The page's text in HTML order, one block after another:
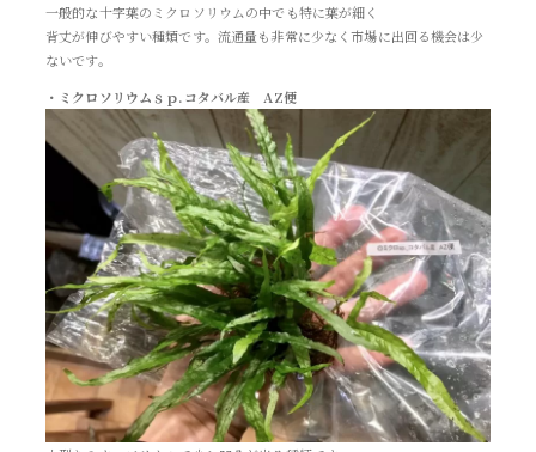
一般的な十字葉のミクロソリウムの中でも特に葉が細く
背丈が伸びやすい種類です。流通量も非常に少なく市場に出回る機会は少
ないです。
・ミクロソリウムｓｐ.コタバル産 AZ便